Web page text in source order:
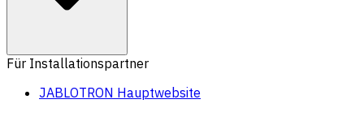
Für Installationspartner
JABLOTRON Hauptwebsite